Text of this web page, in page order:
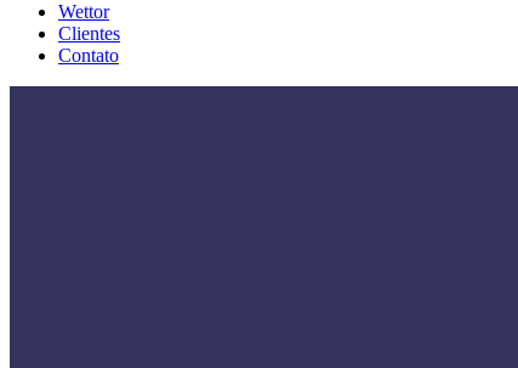
Wettor
Clientes
Contato